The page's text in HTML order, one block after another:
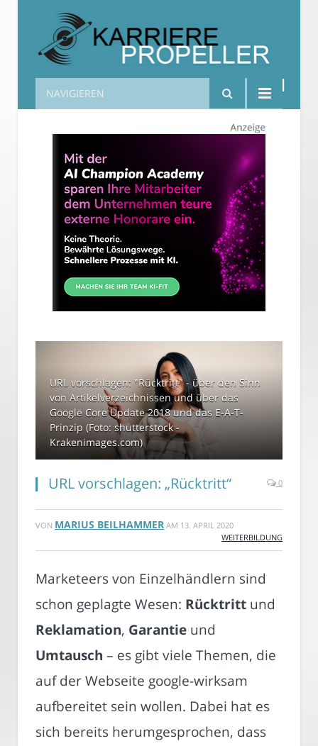
Karrierepropeller
NAVIGIEREN
URL vorschlagen: "Rücktritt" - über den Sinn
von Artikelverzeichnissen und über das
Google Core Update 2018 und das E-A-T-
Prinzip (Foto: shutterstock -
Krakenimages.com)
URL vorschlagen: „Rücktritt“ 0
VON MARIUS BEILHAMMER AM 13. APRIL 2020
WEITERBILDUNG
Marketeers von Einzelhändlern sind
schon geplagte Wesen: Rücktritt und
Reklamation, Garantie und
Umtausch – es gibt viele Themen, die
auf der Webseite google-wirksam
aufbereitet sein wollen. Dabei hat es
sich bereits herumgesprochen, dass